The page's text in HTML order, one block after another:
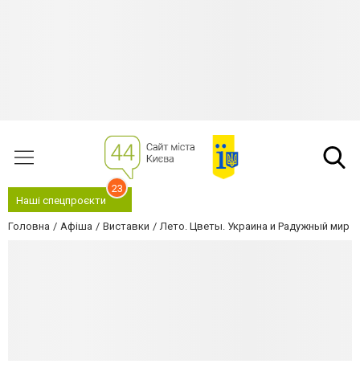
Наші спецпроєкти
23
Головна Афіша Виставки Лето. Цветы. Украина и Радужный мир